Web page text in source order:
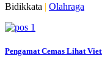
Bidikkata | Olahraga
Pengamat Cemas Lihat